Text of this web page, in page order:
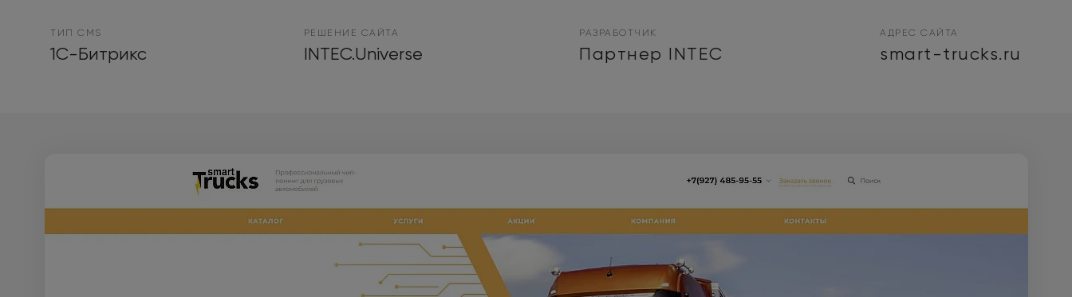
ТИП CMS
1С-Битрикс
РЕШЕНИЕ САЙТА
INTEC.Universe
РАЗРАБОТЧИК
Партнер INTEC
АДРЕС САЙТА
smart-trucks.ru